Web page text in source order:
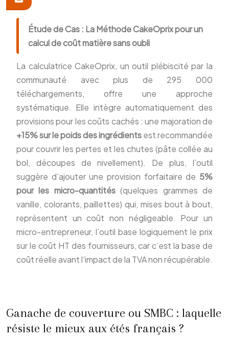
Étude de Cas : La Méthode CakeOprix pour un
calcul de coût matière sans oubli
La calculatrice CakeOprix, un outil plébiscité par la
communauté avec plus de 295 000
téléchargements, offre une approche
systématique. Elle intègre automatiquement des
provisions pour les coûts cachés : une majoration de
+15% sur le poids des ingrédientsest recommandée
pour couvrir les pertes et les chutes (pâte collée au
bol, découpes de nivellement). De plus, l’outil
suggère d’ajouter une provision forfaitaire de 5%
pour les micro-quantités(quelques grammes de
vanille, colorants, paillettes) qui, mises bout à bout,
représentent un coût non négligeable. Pour un
micro-entrepreneur, l’outil base logiquement le prix
sur le coût HT des fournisseurs, car c’est la base de
coût réelle avant l’impact de la TVA non récupérable.
Ganache de couverture ou SMBC : laquelle
résiste le mieux aux étés français ?